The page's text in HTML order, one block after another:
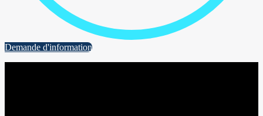
Demande d'information